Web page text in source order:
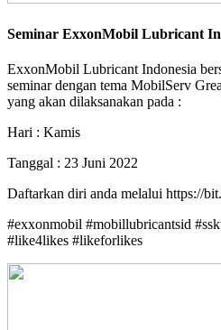
Seminar ExxonMobil Lubricant
ExxonMobil Lubricant Indonesia
seminar dengan tema MobilServ
yang akan dilaksanakan pada :
Hari : Kamis
Tanggal : 23 Juni 2022
Daftarkan diri anda melalui https://
#exxonmobil #mobillubricantsid
#like4likes #likeforlikes